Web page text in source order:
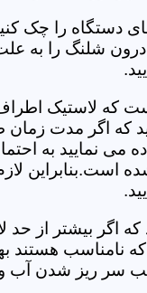
های دستگاه را چک
شلنگ را به
که لاستیک
که اگر مدت
می نمایید به
است.بنابراین
اگر بیشتر از حد
که نامناسب هستند
سبب سر ریز شدن